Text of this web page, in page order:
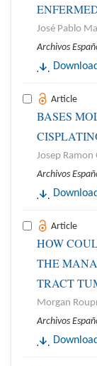
José Pablo
Archivos
Article
BASES
Josep Ramon
Archivos
Article
HOW
THE
TRACT
Morgan
Archivos